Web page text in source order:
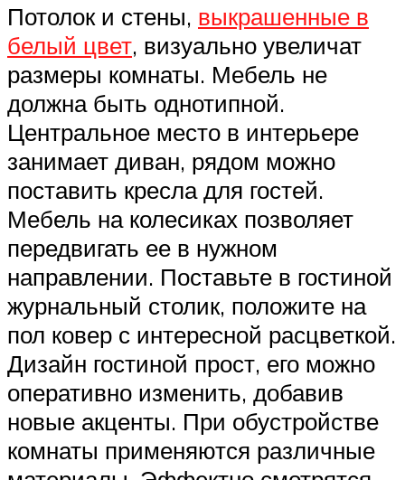
Потолок и стены, выкрашенные в
белый цвет, визуально увеличат
размеры комнаты. Мебель не
должна быть однотипной.
Центральное место в интерьере
занимает диван, рядом можно
поставить кресла для гостей.
Мебель на колесиках позволяет
передвигать ее в нужном
направлении. Поставьте в гостиной
журнальный столик, положите на
пол ковер с интересной расцветкой.
Дизайн гостиной прост, его можно
оперативно изменить, добавив
новые акценты. При обустройстве
комнаты применяются различные